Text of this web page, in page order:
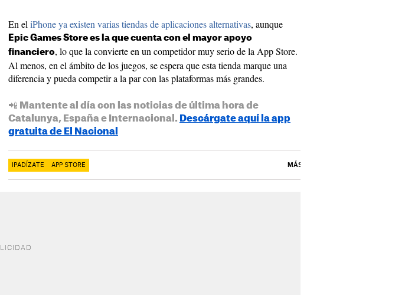
En eliPhone ya existen varias tiendas de aplicaciones alternativas, aunque
Epic Games Store es la que cuenta con el mayor apoyo
financiero, lo que la convierte en un competidor muy serio de la App Store.
Al menos, en el ámbito de los juegos, se espera que esta tienda marque una
diferencia y pueda competir a la par con las plataformas más grandes.
📲 Mantente al día con las noticias de última hora de
Catalunya, España e Internacional. Descárgate aquí la app
gratuita de El Nacional
IPADÍZATE APP STORE MÁS